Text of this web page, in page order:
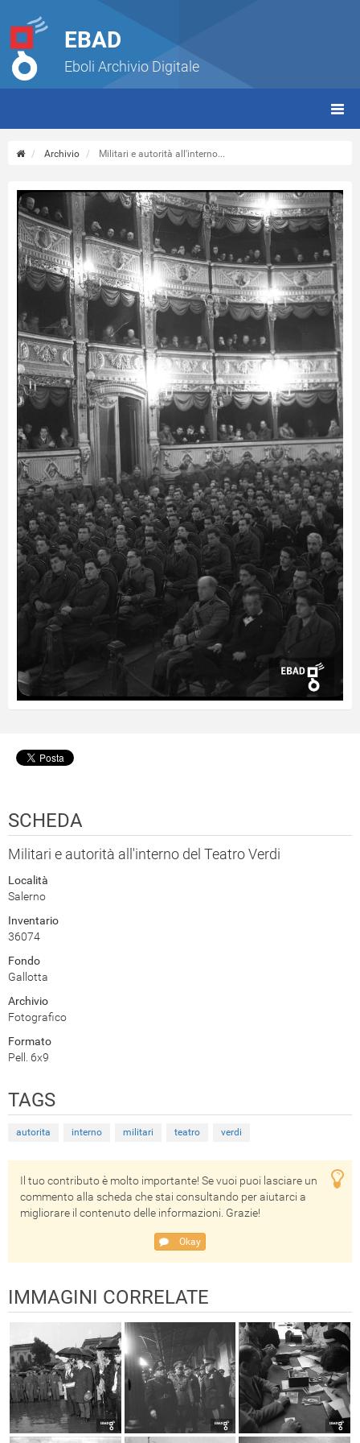
EBAD
Eboli Archivio Digitale
Archivio Militari e autorità all'interno...
SCHEDA
Militari e autorità all'interno del Teatro Verdi
Località
Salerno
Inventario
36074
Fondo
Gallotta
Archivio
Fotografico
Formato
Pell. 6x9
TAGS
autorita interno militari teatro verdi
Il tuo contributo è molto importante! Se vuoi puoi lasciare un
commento alla scheda che stai consultando per aiutarci a
migliorare il contenuto delle informazioni. Grazie!
Okay
IMMAGINI CORRELATE